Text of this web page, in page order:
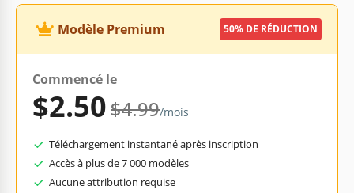
Modèle Premium 50% DE RÉDUCTION
Commencé le
$2.50$4.99/mois
Téléchargement instantané après inscription
Accès à plus de 7 000 modèles
Aucune attribution requise